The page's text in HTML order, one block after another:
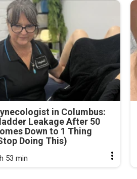
in Columbus:
Leakage After 50
Down to 1 Thing
Doing This)
53 min